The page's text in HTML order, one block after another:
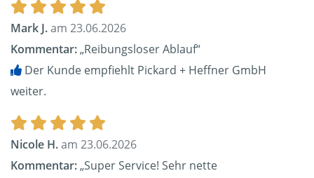
Mark J.am 23.06.2026
Kommentar:„Reibungsloser Ablauf“
Der Kunde empfiehlt Pickard + Heffner GmbH
weiter.
Nicole H.am 23.06.2026
Kommentar:„Super Service! Sehr nette